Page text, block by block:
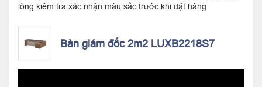
lòng kiểm tra xác nhận màu sắc trước khi đặt hàng
Bàn giám đốc 2m2 LUXB2218S7